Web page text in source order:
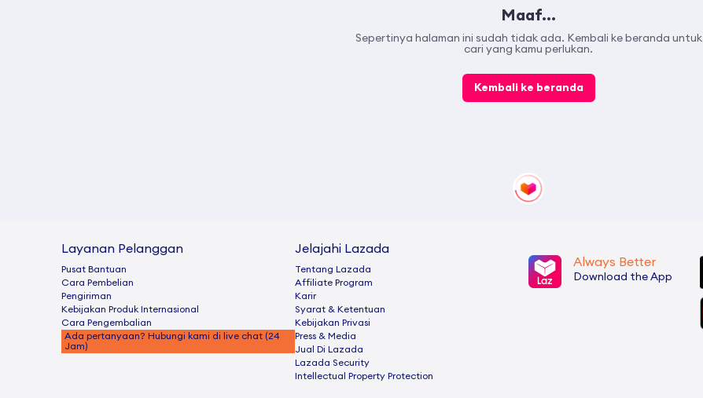
Maaf...
Sepertinya halaman ini sudah tidak ada. Kembali ke beranda untuk
cari yang kamu perlukan.
Kembali ke beranda
Layanan Pelanggan
Pusat Bantuan
Cara Pembelian
Pengiriman
Kebijakan Produk Internasional
Cara Pengembalian
Ada pertanyaan? Hubungi kami di live chat (24
Jam)
Jelajahi Lazada
Tentang Lazada
Afﬁliate Program
Karir
Syarat & Ketentuan
Kebijakan Privasi
Press & Media
Jual Di Lazada
Lazada Security
Intellectual Property Protection
Always Better
Download the App